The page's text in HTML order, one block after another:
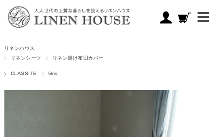
リネンハウス
リネンシーツ
リネン掛け布団カバー
CLASSITE Gris